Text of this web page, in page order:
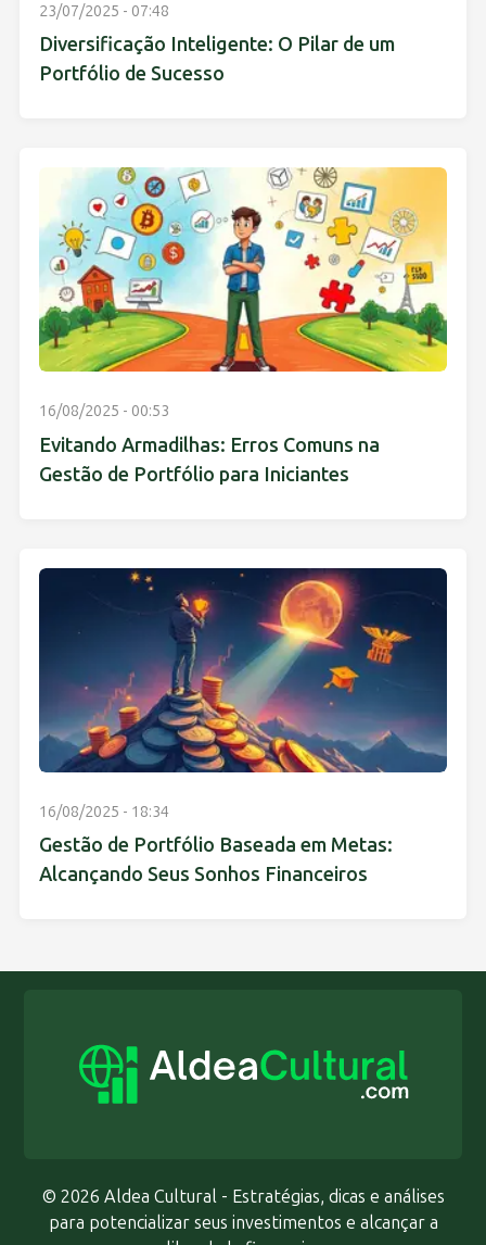
23/07/2025 - 07:48
Diversificação Inteligente: O Pilar de um
Portfólio de Sucesso
16/08/2025 - 00:53
Evitando Armadilhas: Erros Comuns na
Gestão de Portfólio para Iniciantes
16/08/2025 - 18:34
Gestão de Portfólio Baseada em Metas:
Alcançando Seus Sonhos Financeiros
© 2026 Aldea Cultural - Estratégias, dicas e análises
para potencializar seus investimentos e alcançar a